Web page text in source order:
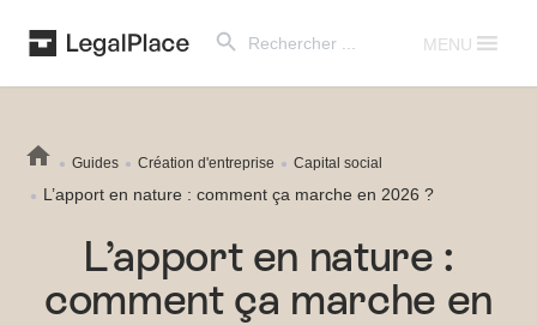
for:
MENU
Guides Création d'entreprise Capital social
L’apport en nature : comment ça marche en 2026 ?
L’apport en nature :
comment ça marche en